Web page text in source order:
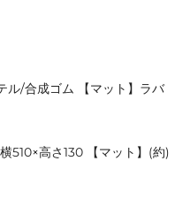
ル/合成ゴム 【マット】ラバ
510×高さ130 【マット】(約)